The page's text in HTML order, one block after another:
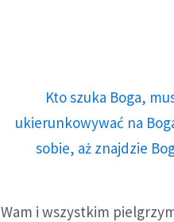
Kto szuka Boga,
ukierunkowywać na
sobie, aż znajdzie
Wam i wszystkim